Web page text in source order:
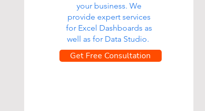
your business. We
provide expert services
for Excel Dashboards as
well as for Data Studio.
Get Free Consultation